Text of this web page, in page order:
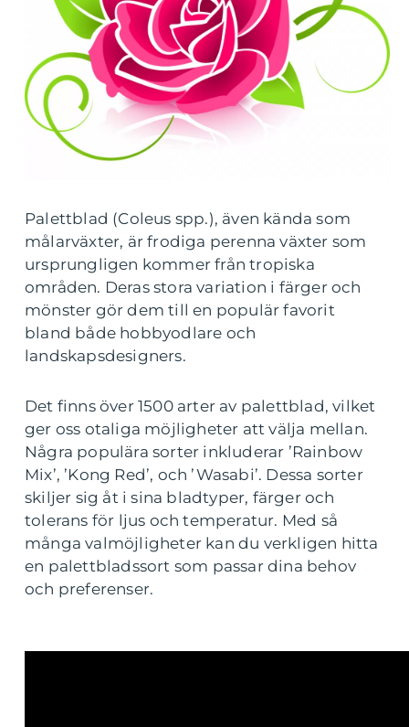
Palettblad (Coleus spp.), även kända som
målarväxter, är frodiga perenna växter som
ursprungligen kommer från tropiska
områden. Deras stora variation i färger och
mönster gör dem till en populär favorit
bland både hobbyodlare och
landskapsdesigners.
Det finns över 1500 arter av palettblad, vilket
ger oss otaliga möjligheter att välja mellan.
Några populära sorter inkluderar ’Rainbow
Mix’, ’Kong Red’, och ’Wasabi’. Dessa sorter
skiljer sig åt i sina bladtyper, färger och
tolerans för ljus och temperatur. Med så
många valmöjligheter kan du verkligen hitta
en palettbladssort som passar dina behov
och preferenser.